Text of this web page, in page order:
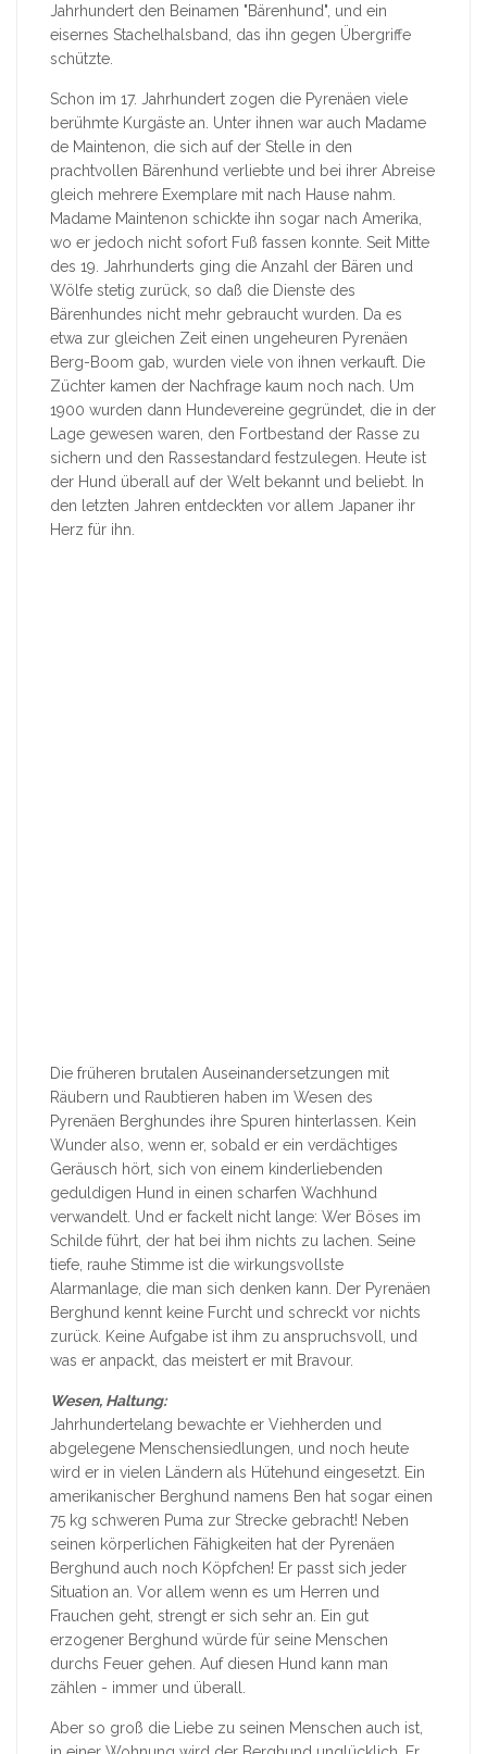
Jahrhundert den Beinamen "Bärenhund", und ein
eisernes Stachelhalsband, das ihn gegen Übergriffe
schützte.
Schon im 17. Jahrhundert zogen die Pyrenäen viele
berühmte Kurgäste an. Unter ihnen war auch Madame
de Maintenon, die sich auf der Stelle in den
prachtvollen Bärenhund verliebte und bei ihrer Abreise
gleich mehrere Exemplare mit nach Hause nahm.
Madame Maintenon schickte ihn sogar nach Amerika,
wo er jedoch nicht sofort Fuß fassen konnte. Seit Mitte
des 19. Jahrhunderts ging die Anzahl der Bären und
Wölfe stetig zurück, so daß die Dienste des
Bärenhundes nicht mehr gebraucht wurden. Da es
etwa zur gleichen Zeit einen ungeheuren Pyrenäen
Berg-Boom gab, wurden viele von ihnen verkauft. Die
Züchter kamen der Nachfrage kaum noch nach. Um
1900 wurden dann Hundevereine gegründet, die in der
Lage gewesen waren, den Fortbestand der Rasse zu
sichern und den Rassestandard festzulegen. Heute ist
der Hund überall auf der Welt bekannt und beliebt. In
den letzten Jahren entdeckten vor allem Japaner ihr
Herz für ihn.
Die früheren brutalen Auseinandersetzungen mit
Räubern und Raubtieren haben im Wesen des
Pyrenäen Berghundes ihre Spuren hinterlassen. Kein
Wunder also, wenn er, sobald er ein verdächtiges
Geräusch hört, sich von einem kinderliebenden
geduldigen Hund in einen scharfen Wachhund
verwandelt. Und er fackelt nicht lange: Wer Böses im
Schilde führt, der hat bei ihm nichts zu lachen. Seine
tiefe, rauhe Stimme ist die wirkungsvollste
Alarmanlage, die man sich denken kann. Der Pyrenäen
Berghund kennt keine Furcht und schreckt vor nichts
zurück. Keine Aufgabe ist ihm zu anspruchsvoll, und
was er anpackt, das meistert er mit Bravour.
Wesen, Haltung:
Jahrhundertelang bewachte er Viehherden und
abgelegene Menschensiedlungen, und noch heute
wird er in vielen Ländern als Hütehund eingesetzt. Ein
amerikanischer Berghund namens Ben hat sogar einen
75 kg schweren Puma zur Strecke gebracht! Neben
seinen körperlichen Fähigkeiten hat der Pyrenäen
Berghund auch noch Köpfchen! Er passt sich jeder
Situation an. Vor allem wenn es um Herren und
Frauchen geht, strengt er sich sehr an. Ein gut
erzogener Berghund würde für seine Menschen
durchs Feuer gehen. Auf diesen Hund kann man
zählen - immer und überall.
Aber so groß die Liebe zu seinen Menschen auch ist,